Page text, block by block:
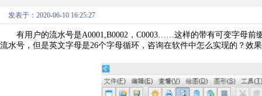
发表于：2020-06-10 16:25:27
有用户的流水号是A0001,B0002，C0003……这样的带有可变字母前
流水号，但是英文字母是26个字母循环，咨询在软件中怎么实现的？效